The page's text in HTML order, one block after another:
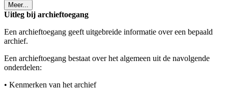
Meer...
Uitleg bij archieftoegang
Een archieftoegang geeft uitgebreide informatie over een bepaald
archief.
Een archieftoegang bestaat over het algemeen uit de navolgende
onderdelen:
• Kenmerken van het archief